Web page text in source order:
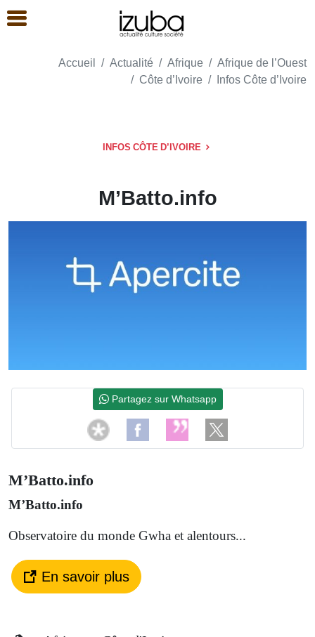
Accueil Actualité Afrique
Afrique de l’Ouest
Côte d’Ivoire
Infos Côte d’Ivoire
INFOS CÔTE D’IVOIRE
M’Batto.info
M’Batto.info
M’Batto.info
Observatoire du monde Gwha et alentours...
En savoir plus
Partagez sur Whatsapp